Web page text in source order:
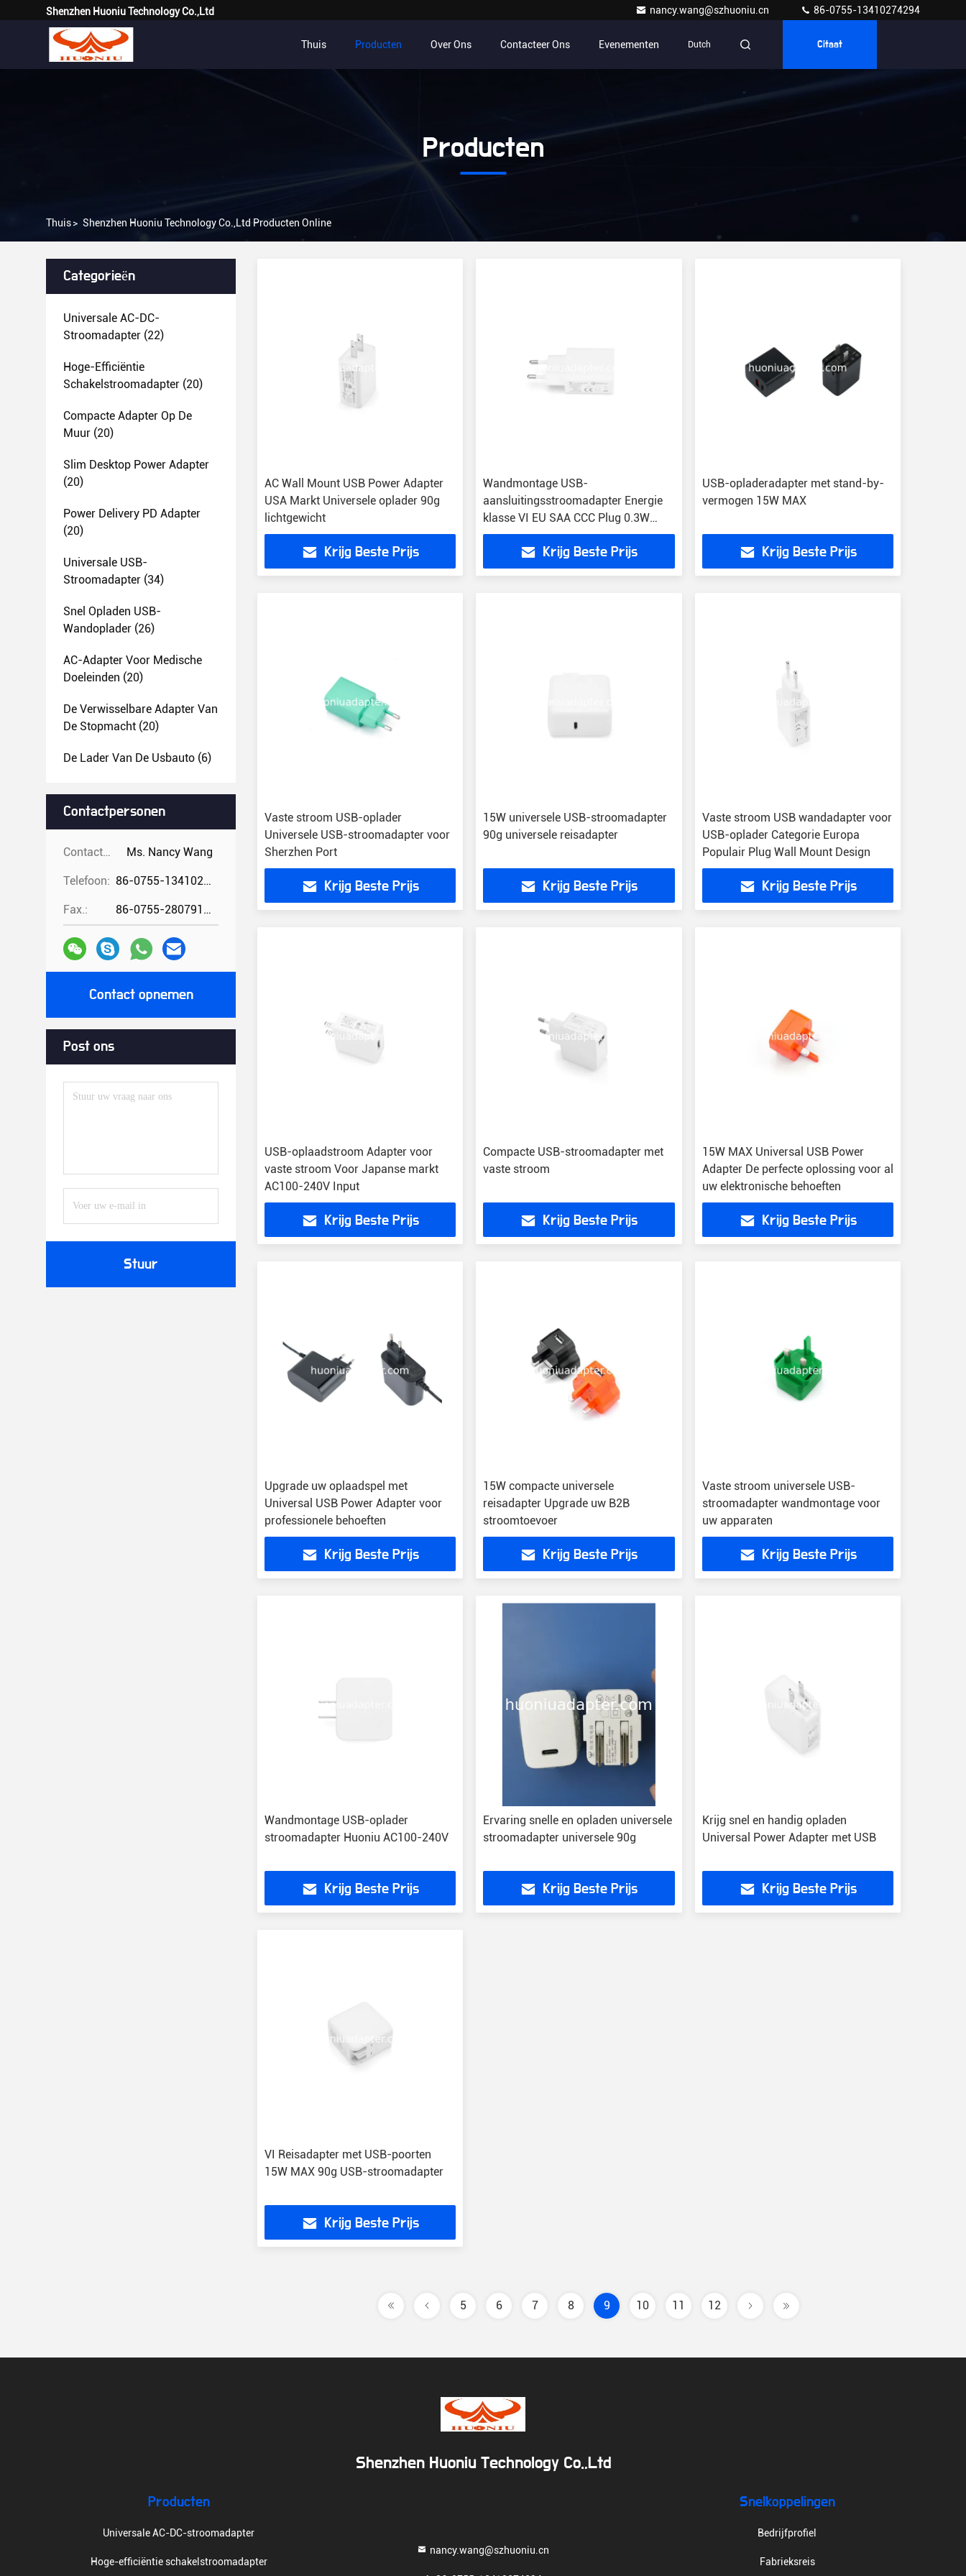
Shenzhen Huoniu Technology Co.,Ltd nancy.wang@szhuoniu.cn 86-0755-13410274294
Thuis Producten Over Ons Contacteer Ons Evenementen Dutch Citaat
Producten
Thuis> Shenzhen Huoniu Technology Co.,Ltd Producten Online
Categorieën
Universale AC-DC-
Stroomadapter (22)
Hoge-Efficiëntie
Schakelstroomadapter (20)
Compacte Adapter Op De
Muur (20)
Slim Desktop Power Adapter
(20)
Power Delivery PD Adapter
(20)
Universale USB-
Stroomadapter (34)
Snel Opladen USB-
Wandoplader (26)
AC-Adapter Voor Medische
Doeleinden (20)
De Verwisselbare Adapter Van
De Stopmacht (20)
De Lader Van De Usbauto (6)
Contactpersonen
Contactpersonen: Ms. Nancy Wang
Telefoon: 86-0755-13410274294
Fax.: 86-0755-28079166
Contact opnemen
Post ons
Stuur
AC Wall Mount USB Power Adapter
USA Markt Universele oplader 90g
lichtgewicht
Krijg Beste Prijs
Wandmontage USB-
aansluitingsstroomadapter Energie
klasse VI EU SAA CCC Plug 0.3W
MAX Standby-stroomadapter
Krijg Beste Prijs
USB-opladeradapter met stand-by-
vermogen 15W MAX
Krijg Beste Prijs
Vaste stroom USB-oplader
Universele USB-stroomadapter voor
Sherzhen Port
Krijg Beste Prijs
15W universele USB-stroomadapter
90g universele reisadapter
Krijg Beste Prijs
Vaste stroom USB wandadapter voor
USB-oplader Categorie Europa
Populair Plug Wall Mount Design
Krijg Beste Prijs
USB-oplaadstroom Adapter voor
vaste stroom Voor Japanse markt
AC100-240V Input
Krijg Beste Prijs
Compacte USB-stroomadapter met
vaste stroom
Krijg Beste Prijs
15W MAX Universal USB Power
Adapter De perfecte oplossing voor al
uw elektronische behoeften
Krijg Beste Prijs
Upgrade uw oplaadspel met
Universal USB Power Adapter voor
professionele behoeften
Krijg Beste Prijs
15W compacte universele
reisadapter Upgrade uw B2B
stroomtoevoer
Krijg Beste Prijs
Vaste stroom universele USB-
stroomadapter wandmontage voor
uw apparaten
Krijg Beste Prijs
Wandmontage USB-oplader
stroomadapter Huoniu AC100-240V
Krijg Beste Prijs
Ervaring snelle en opladen universele
stroomadapter universele 90g
Krijg Beste Prijs
Krijg snel en handig opladen
Universal Power Adapter met USB
Krijg Beste Prijs
VI Reisadapter met USB-poorten
15W MAX 90g USB-stroomadapter
Krijg Beste Prijs
5 6 7 8 9 10 11 12
Shenzhen Huoniu Technology Co.,Ltd
Producten
Universale AC-DC-stroomadapter
Hoge-efficiëntie schakelstroomadapter
nancy.wang@szhuoniu.cn
Snelkoppelingen
Bedrijfprofiel
Fabrieksreis